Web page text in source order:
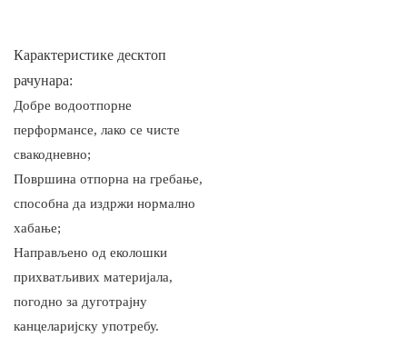
Карактеристике десктоп
рачунара:
Добре водоотпорне
перформансе, лако се чисте
свакодневно;
Површина отпорна на гребање,
способна да издржи нормално
хабање;
Направљено од еколошки
прихватљивих материјала,
погодно за дуготрајну
канцеларијску употребу.